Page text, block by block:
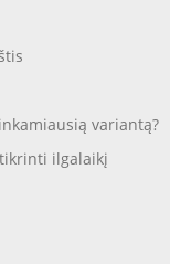
variantą?
ilgalaikį